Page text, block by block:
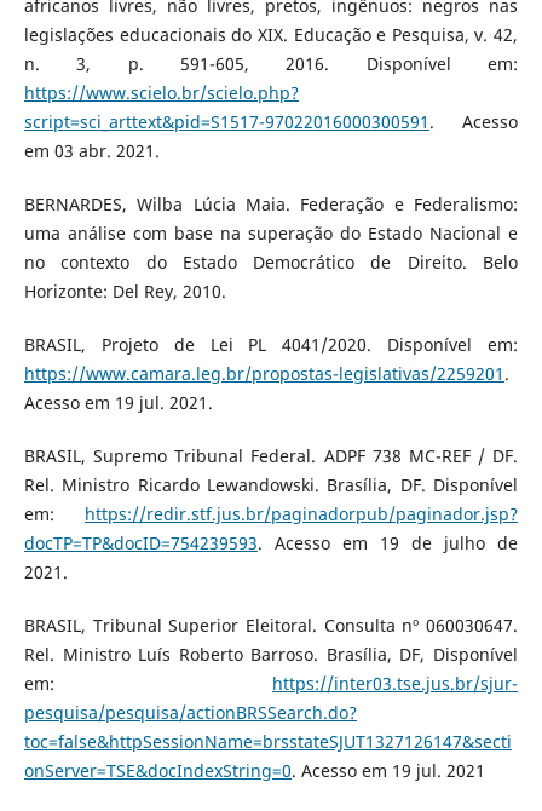
africanos livres, não livres, pretos, ingênuos: negros nas
legislações educacionais do XIX. Educação e Pesquisa, v. 42,
n. 3, p. 591-605, 2016. Disponível em:
https://www.scielo.br/scielo.php?
script=sci_arttext&pid=S1517-97022016000300591 . Acesso
em 03 abr. 2021.
BERNARDES, Wilba Lúcia Maia. Federação e Federalismo:
uma análise com base na superação do Estado Nacional e
no contexto do Estado Democrático de Direito. Belo
Horizonte: Del Rey, 2010.
BRASIL, Projeto de Lei PL 4041/2020. Disponível em:
https://www.camara.leg.br/propostas-legislativas/2259201 .
Acesso em 19 jul. 2021.
BRASIL, Supremo Tribunal Federal. ADPF 738 MC-REF / DF.
Rel. Ministro Ricardo Lewandowski. Brasília, DF. Disponível
em: https://redir.stf.jus.br/paginadorpub/paginador.jsp?
docTP=TP&docID=754239593. Acesso em 19 de julho de
2021.
BRASIL, Tribunal Superior Eleitoral. Consulta nº 060030647.
Rel. Ministro Luís Roberto Barroso. Brasília, DF, Disponível
em: https://inter03.tse.jus.br/sjur-
pesquisa/pesquisa/actionBRSSearch.do?
toc=false&httpSessionName=brsstateSJUT1327126147&secti
onServer=TSE&docIndexString=0. Acesso em 19 jul. 2021